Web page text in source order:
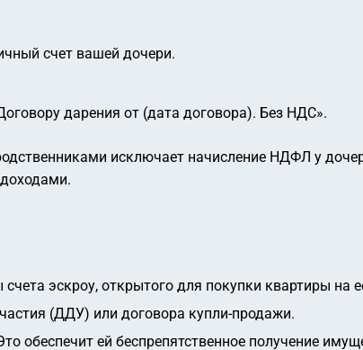
счет вашей дочери.
дарения от (дата договора). Без НДС».
исключает начисление НДФЛ у
эскроу, открытого для покупки квартиры на
(ДДУ) или договора купли-продажи.
ей беспрепятственное получение